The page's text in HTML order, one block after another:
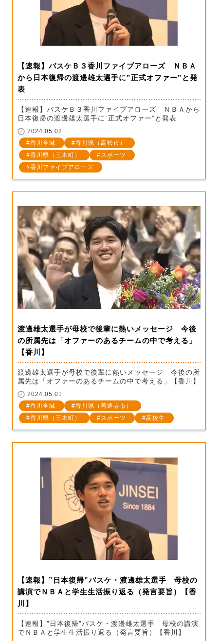
【速報】バスケＢ３香川ファイブアローズ ＮＢＡ
から日本復帰の渡邊雄太選手に”正式オファー”と発
表
【速報】バスケＢ３香川ファイブアローズ ＮＢＡから
日本復帰の渡邊雄太選手に”正式オファー”と発表
2024.05.02
香川全域
香川県（高松市）
香川県（三木町）
スポーツ
香川ファイブアローズ
渡邊雄太選手が母校で後輩に熱いメッセージ 今後
の所属先は「オファーのあるチームの中で考える」
【香川】
渡邊雄太選手が母校で後輩に熱いメッセージ 今後の所
属先は「オファーのあるチームの中で考える」【香川】
2024.05.01
香川全域
香川県（善通寺市）
香川県（三木町）
スポーツ 高校生
【速報】”日本復帰”バスケ・渡邊雄太選手 母校の
講演でＮＢＡと学生生活振り返る（発言要旨）【香
川】
【速報】”日本復帰”バスケ・渡邊雄太選手 母校の講演
でＮＢＡと学生生活振り返る（発言要旨）【香川】